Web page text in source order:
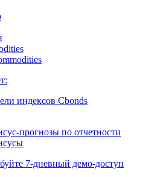
индексов Cbonds
прогнозы по отчетности
7-дневный демо-доступ